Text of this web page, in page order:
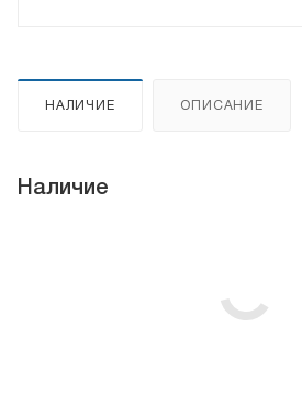
НАЛИЧИЕ ОПИСАНИЕ
Наличие